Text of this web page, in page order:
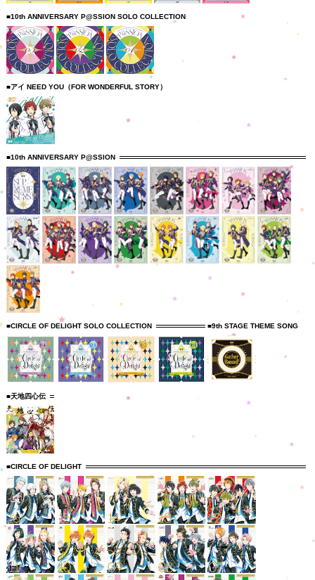
■10th ANNIVERSARY P@SSION SOLO COLLECTION
■アイ NEED YOU（FOR WONDERFUL STORY）
■10th ANNIVERSARY P@SSION
■CIRCLE OF DELIGHT SOLO COLLECTION ■9th STAGE THEME SONG
■天地四心伝
■CIRCLE OF DELIGHT